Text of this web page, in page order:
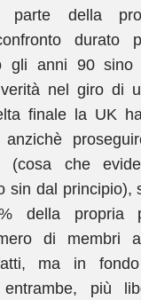
parte della
durato
gli anni 90 sino
nel giro di
finale la UK
(cosa che
sin dal principio),
della propria
di membri
ma in
più